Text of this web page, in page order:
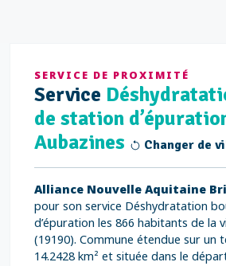
SERVICE DE PROXIMITÉ
Service
de station
Aubazines
Changer de
Alliance Nouvelle Aquitaine
pour son service Déshydratation
d’épuration les 866 habitants de la
(19190). Commune étendue sur un
14.2428 km² et située dans le